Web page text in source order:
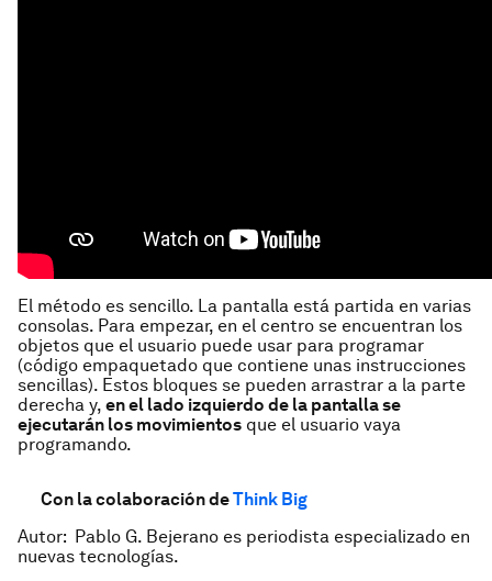
El método es sencillo. La pantalla está partida en varias
consolas. Para empezar, en el centro se encuentran los
objetos que el usuario puede usar para programar
(código empaquetado que contiene unas instrucciones
sencillas). Estos bloques se pueden arrastrar a la parte
derecha y, en el lado izquierdo de la pantalla se
ejecutarán los movimientos que el usuario vaya
programando.
Con la colaboración deThink Big
Autor: Pablo G. Bejerano es periodista especializado en
nuevas tecnologías.